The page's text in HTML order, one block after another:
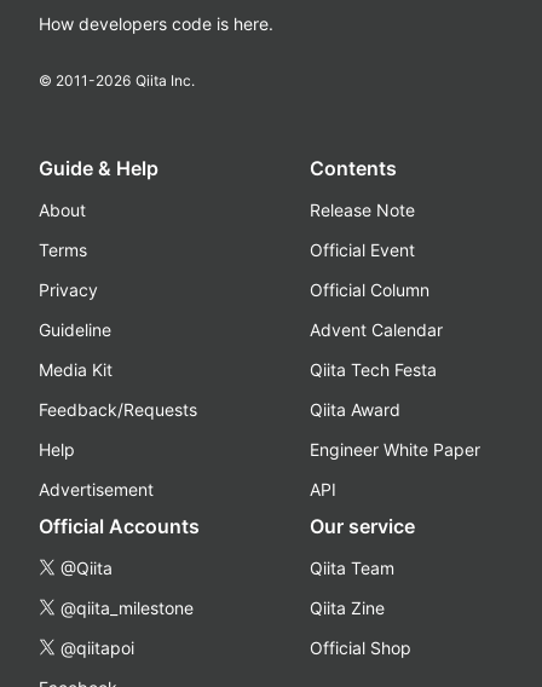
How developers code is here.
© 2011-2026 Qiita Inc.
Guide & Help
About
Terms
Privacy
Guideline
Media Kit
Feedback/Requests
Help
Advertisement
Contents
Release Note
Official Event
Official Column
Advent Calendar
Qiita Tech Festa
Qiita Award
Engineer White Paper
API
Official Accounts
@Qiita
@qiita_milestone
@qiitapoi
Our service
Qiita Team
Qiita Zine
Official Shop